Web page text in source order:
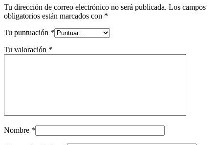
Tu dirección de correo electrónico no será publicada. Los campos
obligatorios están marcados con *
Tu puntuación *
Tu valoración *
Nombre *